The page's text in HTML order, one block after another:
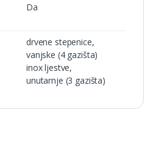
Da
drvene stepenice,
vanjske (4 gazišta)
inox ljestve,
unutarnje (3 gazišta)